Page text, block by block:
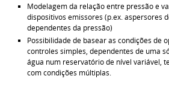
Modelagem da relação entre pressão e
dispositivos emissores (p.ex. aspersores
dependentes da pressão)
Possibilidade de basear as condições de
controles simples, dependentes de uma
água num reservatório de nível variável,
com condições múltiplas.